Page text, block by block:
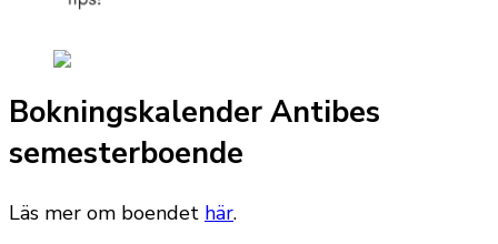
Bokningskalender Antibes
semesterboende
Läs mer om boendet här.